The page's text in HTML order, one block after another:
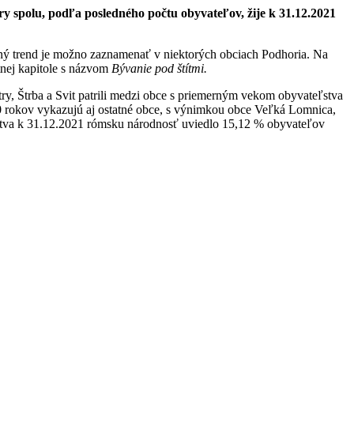
spolu, podľa posledného počtu obyvateľov, žije k 31.12.2021
trend je možno zaznamenať v niektorých obciach Podhoria. Na
kapitole s názvom Bývanie pod štítmi.
Štrba a Svit patrili medzi obce s priemerným vekom obyvateľstva
vykazujú aj ostatné obce, s výnimkou obce Veľká Lomnica,
k 31.12.2021 rómsku národnosť uviedlo 15,12 % obyvateľov